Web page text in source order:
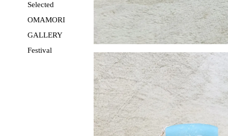
Selected
OMAMORI
GALLERY
Festival